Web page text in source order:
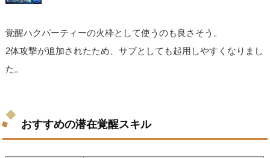
覚醒ハクパーティーの火枠として使うのも良さそう。
2体攻撃が追加されたため、サブとしても起用しやすくなりまし
た。
おすすめの潜在覚醒スキル